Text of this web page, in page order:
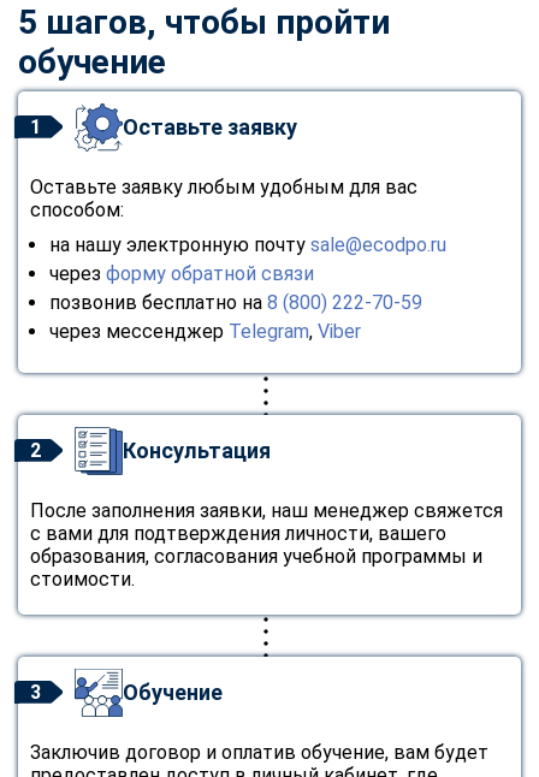
5 шагов, чтобы пройти
обучение
1 Оставьте заявку
Оставьте заявку любым удобным для вас
способом:
на нашу электронную почту sale@ecodpo.ru
через форму обратной связи
позвонив бесплатно на 8 (800) 222-70-59
через мессенджер Telegram, Viber
2 Консультация
После заполнения заявки, наш менеджер свяжется
с вами для подтверждения личности, вашего
образования, согласования учебной программы и
стоимости.
3 Обучение
Заключив договор и оплатив обучение, вам будет